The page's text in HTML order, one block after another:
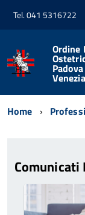
Tel. 041 5316722
Ordine
Home
Comunicati